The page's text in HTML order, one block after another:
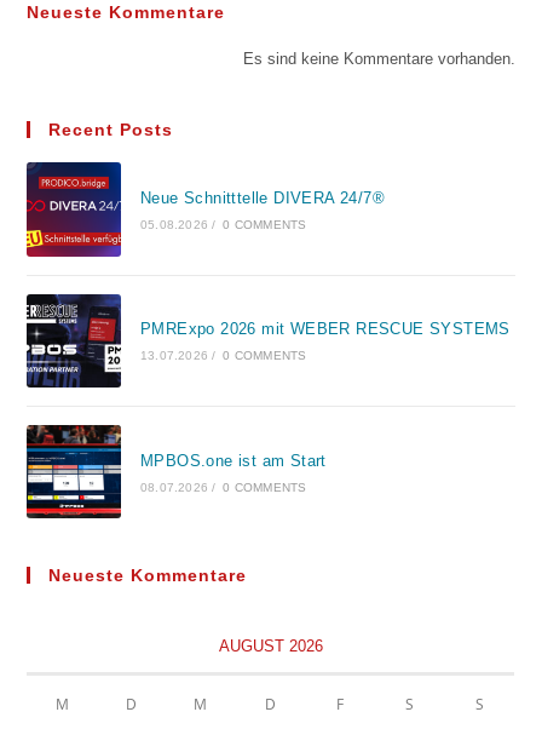
Neueste Kommentare
Es sind keine Kommentare vorhanden.
Recent Posts
Neue Schnitttelle DIVERA 24/7®
05.08.2026 / 0 COMMENTS
PMRExpo 2026 mit WEBER RESCUE SYSTEMS
13.07.2026 / 0 COMMENTS
MPBOS.one ist am Start
08.07.2026 / 0 COMMENTS
Neueste Kommentare
AUGUST 2026
M D M D F S S